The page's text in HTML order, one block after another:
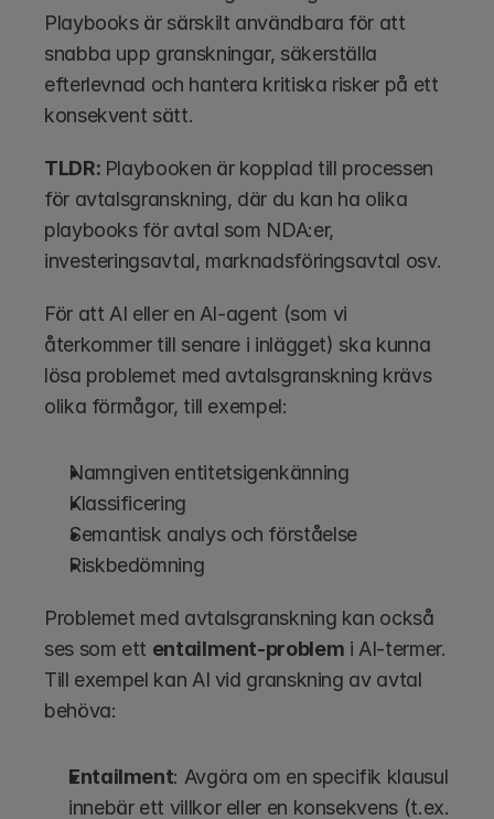
Playbooks är särskilt användbara för att
snabba upp granskningar, säkerställa
efterlevnad och hantera kritiska risker på ett
konsekvent sätt.
TLDR: Playbooken är kopplad till processen
för avtalsgranskning, där du kan ha olika
playbooks för avtal som NDA:er,
investeringsavtal, marknadsföringsavtal osv.
För att AI eller en AI-agent (som vi
återkommer till senare i inlägget) ska kunna
lösa problemet med avtalsgranskning krävs
olika förmågor, till exempel:
Namngiven entitetsigenkänning
Klassificering
Semantisk analys och förståelse
Riskbedömning
Problemet med avtalsgranskning kan också
ses som ett entailment-problem i AI-termer.
Till exempel kan AI vid granskning av avtal
behöva:
Entailment: Avgöra om en specifik klausul
innebär ett villkor eller en konsekvens (t.ex.